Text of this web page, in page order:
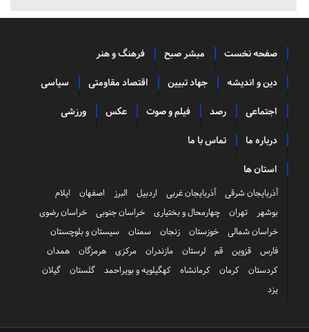
صفحه نخست مبشر صبح فرهنگ و هنر
دین و اندیشه جهاد تبیین اقتصاد مقاومتی سیاسی
اجتماعی رصد فیلم و صوت عکس ورزشی
درباره ما تماس با ما
استان ها
آذربایجان شرقی آذربایجان غربی اردبیل البرز اصفهان
ایلام
بوشهر
تهران چهارمحال و بختیاری خراسان جنوبی
خراسان رضوی
خراسان شمالی
خوزستان زنجان سمنان
سیستان و بلوچستان
فارس
قزوین قم لرستان مازندران مرکزی هرمزگان
همدان
کردستان
کرمان کرمانشاه کهگیلویه و بویراحمد گلستان
گیلان
یزد